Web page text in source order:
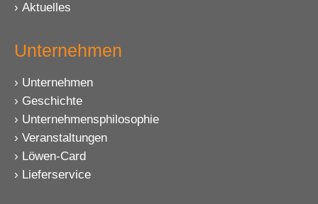
Aktuelles
Unternehmen
Unternehmen
Geschichte
Unternehmensphilosophie
Veranstaltungen
Löwen-Card
Lieferservice